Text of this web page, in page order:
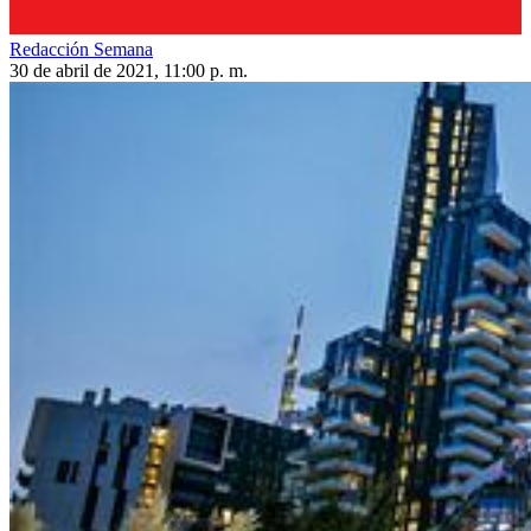
Redacción Semana
30 de abril de 2021, 11:00 p. m.